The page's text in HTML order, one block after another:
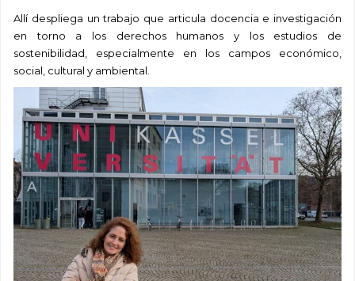
Allí despliega un trabajo que articula docencia e investigación
en torno a los derechos humanos y los estudios de
sostenibilidad, especialmente en los campos económico,
social, cultural y ambiental.